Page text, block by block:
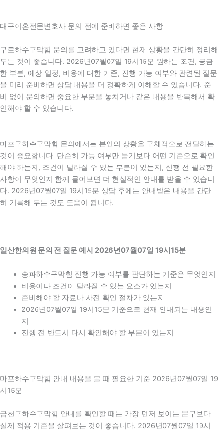
대구이혼전문변호사 문의 전에 준비하면 좋은 사항
구로하수구막힘 문의를 고려하고 있다면 현재 상황을 간단히 정리해
두는 것이 좋습니다. 2026년07월07일 19시15분 원하는 조건, 궁금
한 부분, 예상 일정, 비용에 대한 기준, 진행 가능 여부와 관련된 질문
을 미리 준비하면 상담 내용을 더 정확하게 이해할 수 있습니다. 준
비 없이 문의하면 중요한 부분을 놓치거나 같은 내용을 반복해서 확
인해야 할 수 있습니다.
마포구하수구막힘 문의에서는 본인의 상황을 구체적으로 전달하는
것이 중요합니다. 단순히 가능 여부만 묻기보다 어떤 기준으로 확인
해야 하는지, 조건이 달라질 수 있는 부분이 있는지, 진행 전 필요한
사항이 무엇인지 함께 물어보면 더 현실적인 안내를 받을 수 있습니
다. 2026년07월07일 19시15분 상담 후에는 안내받은 내용을 간단
히 기록해 두는 것도 도움이 됩니다.
일산한의원 문의 전 질문 예시 2026년07월07일 19시15분
송파하수구막힘 진행 가능 여부를 판단하는 기준은 무엇인지
비용이나 조건이 달라질 수 있는 요소가 있는지
준비해야 할 자료나 사전 확인 절차가 있는지
2026년07월07일 19시15분 기준으로 현재 안내되는 내용인
지
진행 전 반드시 다시 확인해야 할 부분이 있는지
마포하수구막힘 안내 내용을 볼 때 필요한 기준 2026년07월07일 19
시15분
금천구하수구막힘 안내를 확인할 때는 가장 먼저 보이는 문구보다
실제 적용 기준을 살펴보는 것이 좋습니다. 2026년07월07일 19시